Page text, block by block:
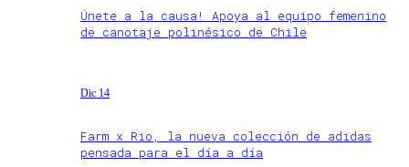
Únete a la causa! Apoya al equipo femenino
de canotaje polinésico de Chile
Dic 14
Farm x Rio, la nueva colección de adidas
pensada para el día a día